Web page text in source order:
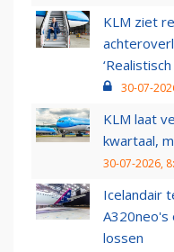
KLM ziet
30-07-
KLM laat
kwartaal,
30-07-2026,
Icelandair
A320neo's
lossen